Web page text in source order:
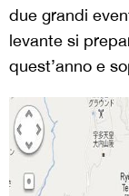
due grandi
levante si
quest’anno e